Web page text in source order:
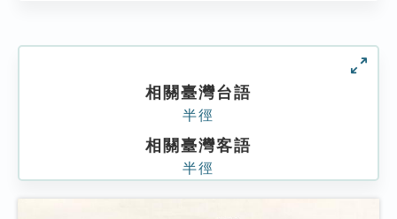
相關臺灣台語
半徑
相關臺灣客語
半徑